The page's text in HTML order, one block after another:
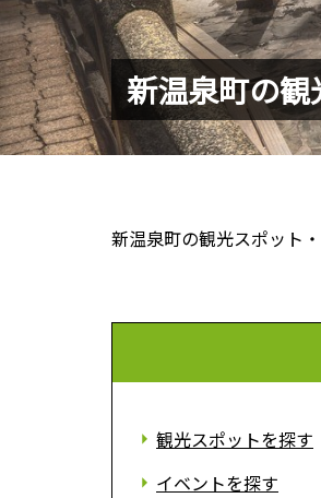
新温泉町の
新温泉町の観光スポット
観光スポットを探す
イベントを探す